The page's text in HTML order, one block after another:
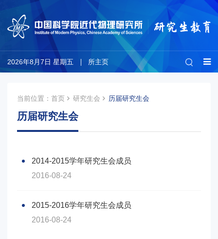
所主页
2026年8月7日 星期五
当前位置： 首页 研究生会 历届研究生会
历届研究生会
2014-2015学年研究生会成员
2016-08-24
2015-2016学年研究生会成员
2016-08-24